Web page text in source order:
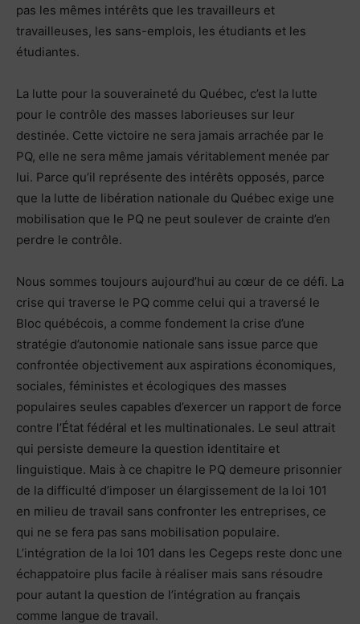
pas les mêmes intérêts que les travailleurs et
travailleuses, les sans-emplois, les étudiants et les
étudiantes.
La lutte pour la souveraineté du Québec, c’est la lutte
pour le contrôle des masses laborieuses sur leur
destinée. Cette victoire ne sera jamais arrachée par le
PQ, elle ne sera même jamais véritablement menée par
lui. Parce qu’il représente des intérêts opposés, parce
que la lutte de libération nationale du Québec exige une
mobilisation que le PQ ne peut soulever de crainte d’en
perdre le contrôle.
Nous sommes toujours aujourd’hui au cœur de ce défi. La
crise qui traverse le PQ comme celui qui a traversé le
Bloc québécois, a comme fondement la crise d’une
stratégie d’autonomie nationale sans issue parce que
confrontée objectivement aux aspirations économiques,
sociales, féministes et écologiques des masses
populaires seules capables d’exercer un rapport de force
contre l’État fédéral et les multinationales. Le seul attrait
qui persiste demeure la question identitaire et
linguistique. Mais à ce chapitre le PQ demeure prisonnier
de la difficulté d’imposer un élargissement de la loi 101
en milieu de travail sans confronter les entreprises, ce
qui ne se fera pas sans mobilisation populaire.
L’intégration de la loi 101 dans les Cegeps reste donc une
échappatoire plus facile à réaliser mais sans résoudre
pour autant la question de l’intégration au français
comme langue de travail.